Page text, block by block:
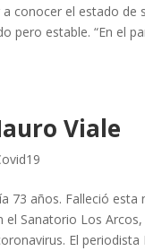
conocer el estado de
pero estable. “En el
Viale
73 años. Falleció esta
el Sanatorio Los
El